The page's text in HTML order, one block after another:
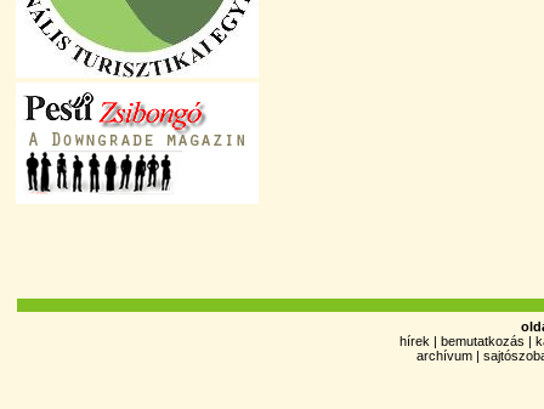
hírek | bemutatkozás |
archívum |